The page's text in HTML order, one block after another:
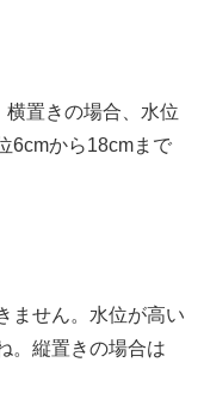
置きの場合、水位
6cmから18cmまで
ません。水位が高い
。縦置きの場合は